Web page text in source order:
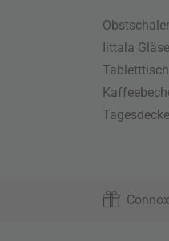
Iittala
Tabletttisch